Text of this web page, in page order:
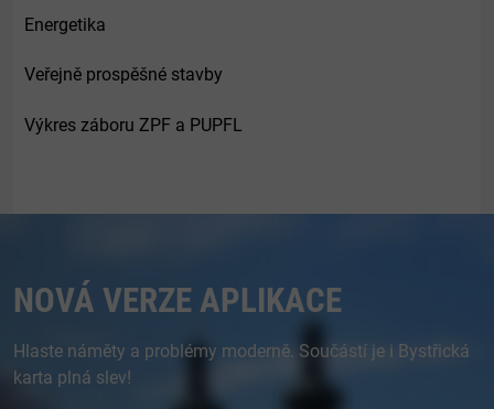
Energetika
Veřejně prospěšné stavby
Výkres záboru ZPF a PUPFL
NOVÁ VERZE APLIKACE
Hlaste náměty a problémy moderně. Součástí je i Bystřická
karta plná slev!